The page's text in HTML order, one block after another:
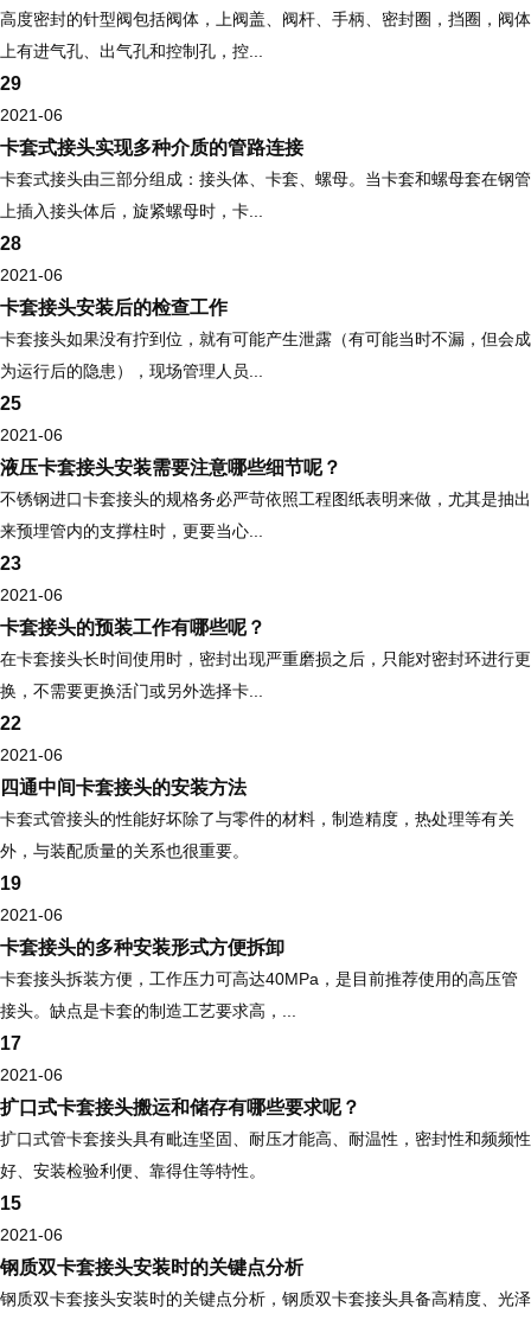
高度密封的针型阀包括阀体，上阀盖、阀杆、手柄、密封圈，挡圈，阀体
上有进气孔、出气孔和控制孔，控...
29
2021-06
卡套式接头实现多种介质的管路连接
卡套式接头由三部分组成：接头体、卡套、螺母。当卡套和螺母套在钢管
上插入接头体后，旋紧螺母时，卡...
28
2021-06
卡套接头安装后的检查工作
卡套接头如果没有拧到位，就有可能产生泄露（有可能当时不漏，但会成
为运行后的隐患），现场管理人员...
25
2021-06
液压卡套接头安装需要注意哪些细节呢？
不锈钢进口卡套接头的规格务必严苛依照工程图纸表明来做，尤其是抽出
来预埋管内的支撑柱时，更要当心...
23
2021-06
卡套接头的预装工作有哪些呢？
在卡套接头长时间使用时，密封出现严重磨损之后，只能对密封环进行更
换，不需要更换活门或另外选择卡...
22
2021-06
四通中间卡套接头的安装方法
卡套式管接头的性能好坏除了与零件的材料，制造精度，热处理等有关
外，与装配质量的关系也很重要。
19
2021-06
卡套接头的多种安装形式方便拆卸
卡套接头拆装方便，工作压力可高达40MPa，是目前推荐使用的高压管
接头。缺点是卡套的制造工艺要求高，...
17
2021-06
扩口式卡套接头搬运和储存有哪些要求呢？
扩口式管卡套接头具有毗连坚固、耐压才能高、耐温性，密封性和频频性
好、安装检验利便、靠得住等特性。
15
2021-06
钢质双卡套接头安装时的关键点分析
钢质双卡套接头安装时的关键点分析，钢质双卡套接头具备高精度、光泽